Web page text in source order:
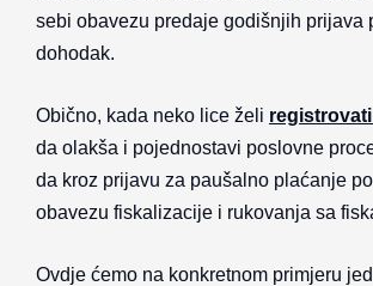
sebi obavezu predaje godišnjih prijava
dohodak.
Obično, kada neko lice želi
da olakša i pojednostavi poslovne
da kroz prijavu za paušalno plaćanje
obavezu fiskalizacije i rukovanja sa
Ovdje ćemo na konkretnom primjeru